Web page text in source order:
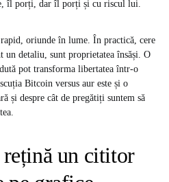
îl porți, dar îl porți și cu riscul lui.
oriunde în lume. În practică, cere
un detaliu, sunt proprietatea însăși. O
pot transforma libertatea într-o
Bitcoin versus aur este și o
și despre cât de pregătiți suntem să
rețină un cititor